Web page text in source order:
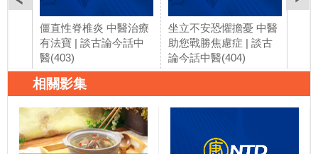
僵直性脊椎炎 中醫治療
有法寶 | 談古論今話中
醫(403)
坐立不安恐懼擔憂 中醫
助您戰勝焦慮症 | 談古
論今話中醫(404)
相關影集